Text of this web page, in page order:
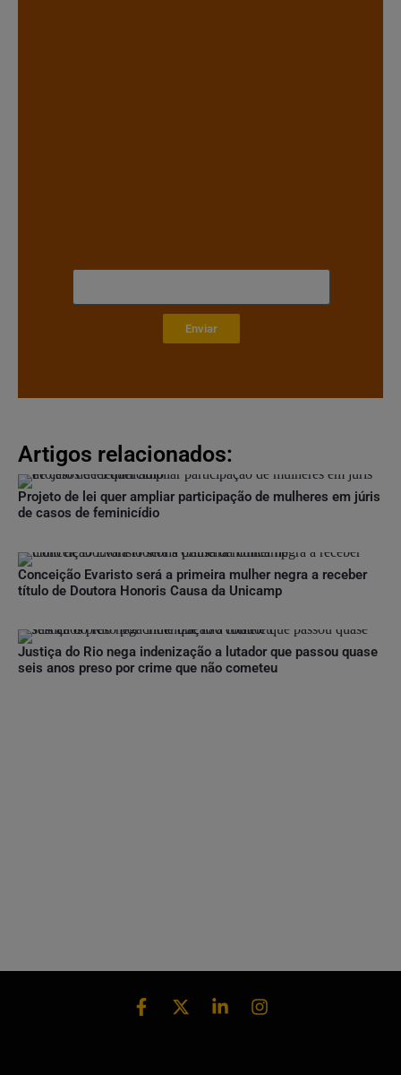
Enviar
Artigos relacionados:
Projeto de lei quer ampliar participação de mulheres em júris
de casos de feminicídio
Conceição Evaristo será a primeira mulher negra a receber
título de Doutora Honoris Causa da Unicamp
Justiça do Rio nega indenização a lutador que passou quase
seis anos preso por crime que não cometeu